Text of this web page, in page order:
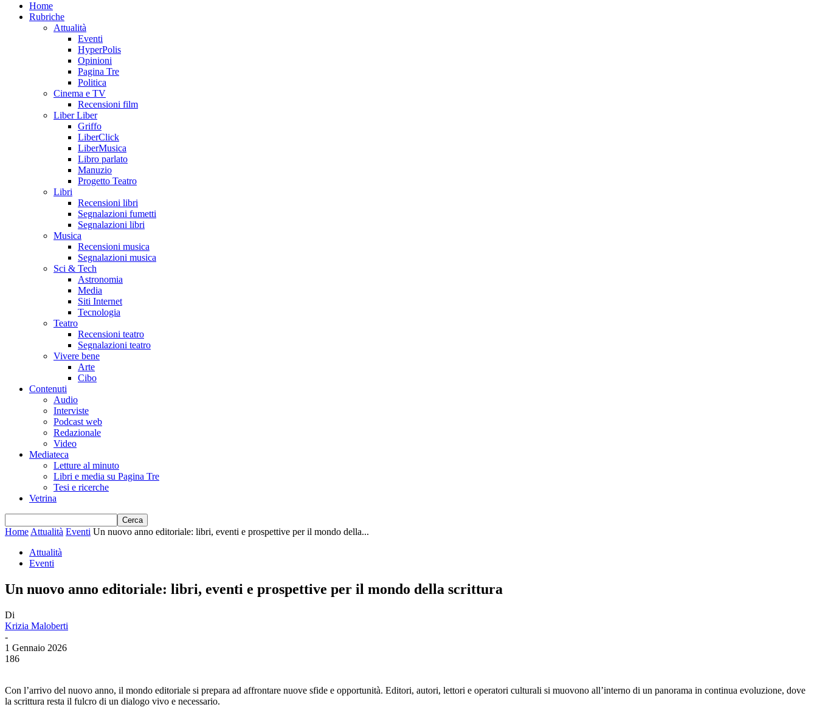
Home
Rubriche
Attualità
Eventi
HyperPolis
Opinioni
Pagina Tre
Politica
Cinema e TV
Recensioni film
Liber Liber
Griffo
LiberClick
LiberMusica
Libro parlato
Manuzio
Progetto Teatro
Libri
Recensioni libri
Segnalazioni fumetti
Segnalazioni libri
Musica
Recensioni musica
Segnalazioni musica
Sci & Tech
Astronomia
Media
Siti Internet
Tecnologia
Teatro
Recensioni teatro
Segnalazioni teatro
Vivere bene
Arte
Cibo
Contenuti
Audio
Interviste
Podcast web
Redazionale
Video
Mediateca
Letture al minuto
Libri e media su Pagina Tre
Tesi e ricerche
Vetrina
Home Attualità Eventi Un nuovo anno editoriale: libri, eventi e prospettive per il mondo della...
Attualità
Eventi
Un nuovo anno editoriale: libri, eventi e prospettive per il mondo della scrittura
Di
Krizia Maloberti
-
1 Gennaio 2026
186
Con l’arrivo del nuovo anno, il mondo editoriale si prepara ad affrontare nuove sfide e opportunità. Editori, autori, lettori e operatori culturali si muovono all’interno di un panorama in continua evoluzione, dove
la scrittura resta il fulcro di un dialogo vivo e necessario.